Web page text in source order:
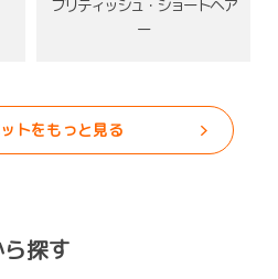
ブリティッシュ・ショートヘア
ー
トをもっと見る
探す